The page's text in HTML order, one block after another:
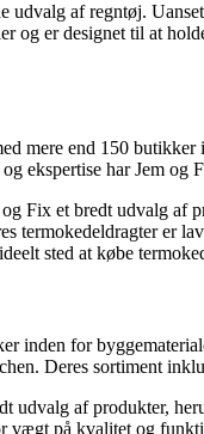
udvalg af regntøj.
og er designet til at
mere end 150
ekspertise har Jem
Fix et bredt udvalg
termokedeldragter er
sted at købe
inden for
Deres sortiment
udvalg af produkter,
på kvalitet og